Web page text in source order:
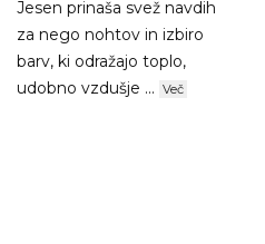
Jesen prinaša svež navdih
za nego nohtov in izbiro
barv, ki odražajo toplo,
udobno vzdušje ... Več